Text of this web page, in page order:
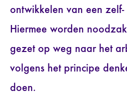
ontwikkelen van een
Hiermee worden
gezet op weg naar het
volgens het principe
doen.